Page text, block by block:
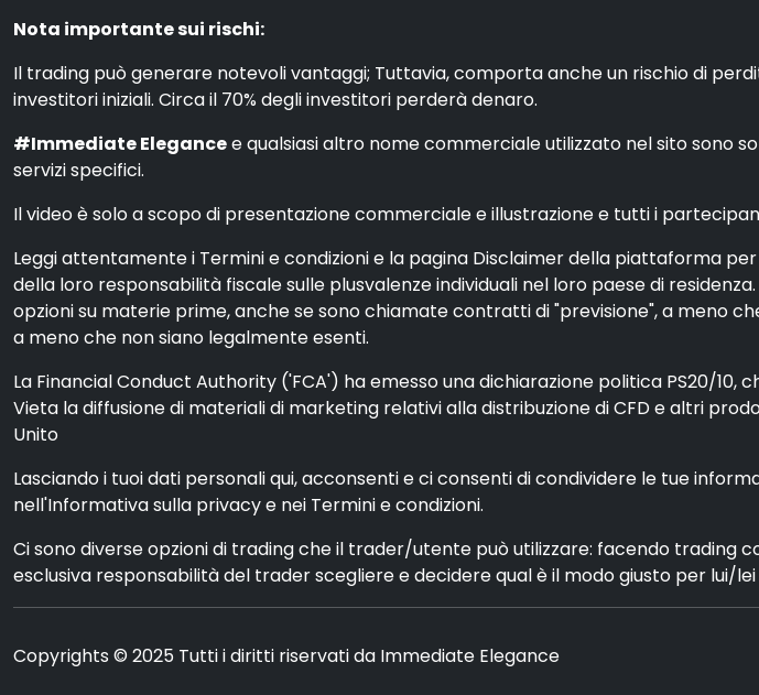
Nota importante sui rischi:
Il trading può generare notevoli vantaggi; Tuttavia, comporta anche un rischio di
investitori iniziali. Circa il 70% degli investitori perderà denaro.
#Immediate Elegancee qualsiasi altro nome commerciale utilizzato nel sito sono
servizi specifici.
Il video è solo a scopo di presentazione commerciale e illustrazione e tutti i
Leggi attentamente i Termini e condizioni e la pagina Disclaimer della piattaforma
della loro responsabilità fiscale sulle plusvalenze individuali nel loro paese di
opzioni su materie prime, anche se sono chiamate contratti di "previsione", a meno
a meno che non siano legalmente esenti.
La Financial Conduct Authority ('FCA') ha emesso una dichiarazione politica PS20/
Vieta la diffusione di materiali di marketing relativi alla distribuzione di CFD e altri
Unito
Lasciando i tuoi dati personali qui, acconsenti e ci consenti di condividere le tue
nell'Informativa sulla privacy e nei Termini e condizioni.
Ci sono diverse opzioni di trading che il trader/utente può utilizzare: facendo
esclusiva responsabilità del trader scegliere e decidere qual è il modo giusto per lui/
Copyrights © 2025 Tutti i diritti riservati da Immediate Elegance